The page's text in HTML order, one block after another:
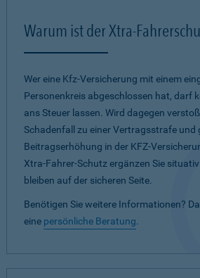
Warum ist der Xtra-
Wer eine Kfz-Versicherung mit einem
Personenkreis abgeschlossen hat, darf
ans Steuer lassen. Wird dagegen
Schadenfall zu einer Vertragsstrafe und
Beitragserhöhung in der KFZ-
Xtra-Fahrer-Schutz ergänzen Sie
bleiben auf der sicheren Seite.
Benötigen Sie weitere Informationen?
eine persönliche Beratung.